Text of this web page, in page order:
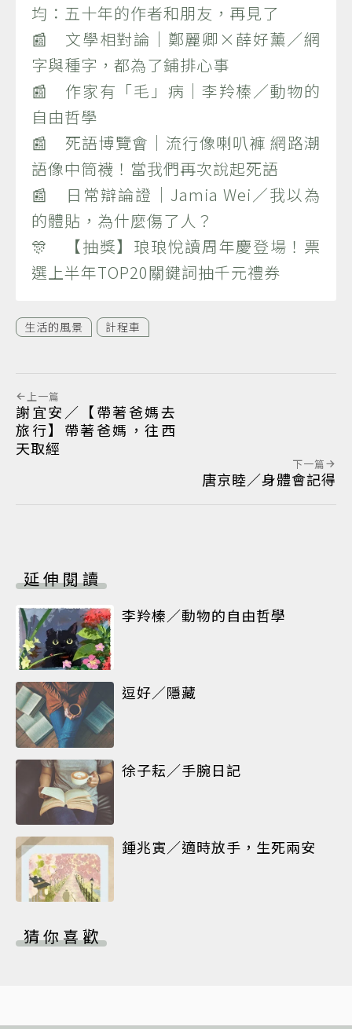
均：五十年的作者和朋友，再見了
📰 文學相對論｜鄭麗卿×薛好薰／網
字與種字，都為了鋪排心事
📰 作家有「毛」病｜李羚榛／動物的
自由哲學
📰 死語博覽會｜流行像喇叭褲 網路潮
語像中筒襪！當我們再次說起死語
📰 日常辯論證｜Jamia Wei／我以為
的體貼，為什麼傷了人？
🎊 【抽獎】琅琅悅讀周年慶登場！票
選上半年TOP20關鍵詞抽千元禮券
生活的風景 計程車
上一篇
謝宜安／【帶著爸媽去
旅行】帶著爸媽，往西
天取經
下一篇
唐京睦／身體會記得
延伸閱讀
李羚榛／動物的自由哲學
逗好／隱藏
徐子耘／手腕日記
鍾兆寅／適時放手，生死兩安
猜你喜歡